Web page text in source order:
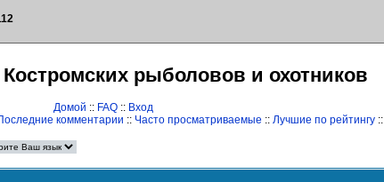
рыболовов и охотников
Домой :: FAQ :: Вход
комментарии :: Часто просматриваемые :: Лучшие по рейтингу::